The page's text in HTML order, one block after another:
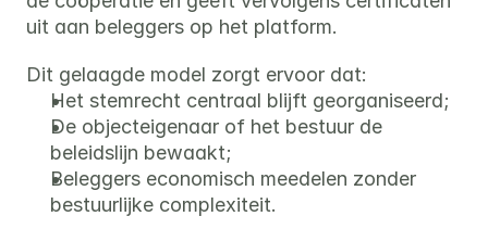
uit aan beleggers op het platform.
Dit gelaagde model zorgt ervoor dat:
Het stemrecht centraal blijft georganiseerd;
De objecteigenaar of het bestuur de
beleidslijn bewaakt;
Beleggers economisch meedelen zonder
bestuurlijke complexiteit.